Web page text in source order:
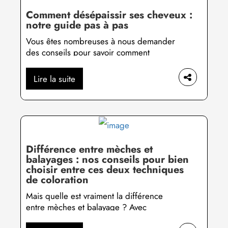
Comment désépaissir ses cheveux :
notre guide pas à pas
Vous êtes nombreuses à nous demander
des conseils pour savoir comment
que les cheveux épais et bouclés
puissent être tendances et ainsi séduire
de nombreuses femmes grâce au
très tendance, il y a aussi lieu d’admettre
que leur entretien au quotidien n’est pas
[…]
Lire la suite
Différence entre mèches et
balayages : nos conseils pour bien
choisir entre ces deux techniques
de coloration
Mais quelle est vraiment la différence
entre mèches et balayage ? Avec